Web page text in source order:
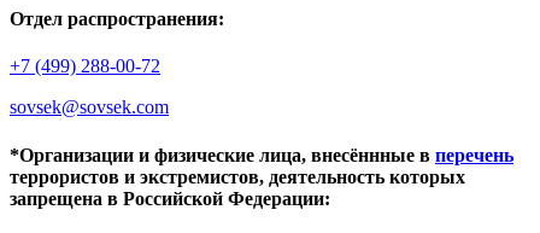
Отдел распространения:
+7 (499) 288-00-72
sovsek@sovsek.com
*Организации и физические лица, внесённные в перечень
террористов и экстремистов, деятельность которых
запрещена в Российской Федерации: